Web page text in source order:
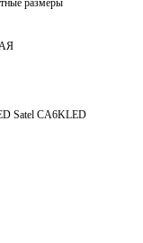
Satel CA6KLED